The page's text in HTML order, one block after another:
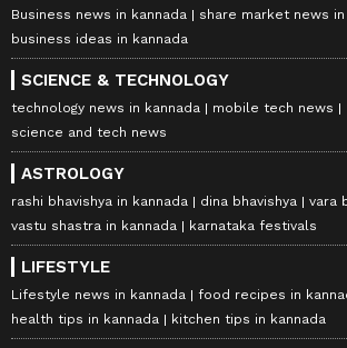
Business news in kannada
share market news in
business ideas in kannada
SCIENCE & TECHNOLOGY
technology news in kannada
mobile tech news
science and tech news
ASTROLOGY
rashi bhavishya in kannada dina bhavishya
vara
vastu shastra in kannada
karnataka festivals
LIFESTYLE
Lifestyle news in kannada
food recipes in
health tips in kannada
kitchen tips in kannada